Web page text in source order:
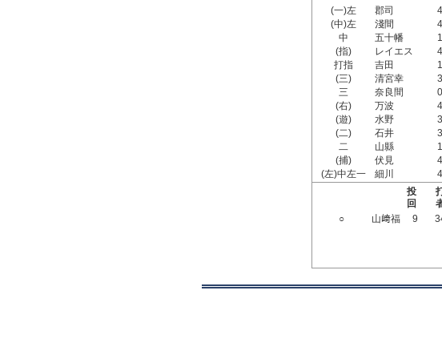
(一)左
郡司 4
(中)左
淺間 4
中
五十幡 1
(指)
レイエス 4
打指
吉田 1
(三)
清宮幸 3
三
奈良間 0
(右)
万波 4
(遊)
水野 3
(二)
石井 3
二
山縣 1
(捕)
伏見 4
(左)中左一
細川 4
投
回
○
山﨑福 9